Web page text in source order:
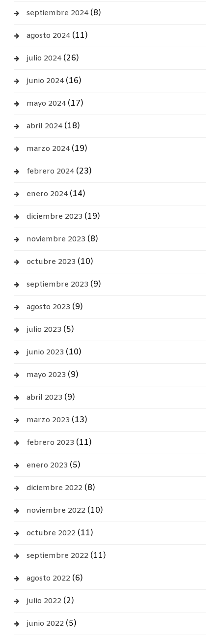
septiembre 2024(8)
agosto 2024(11)
julio 2024(26)
junio 2024(16)
mayo 2024(17)
abril 2024(18)
marzo 2024(19)
febrero 2024(23)
enero 2024(14)
diciembre 2023 (19)
noviembre 2023 (8)
octubre 2023 (10)
septiembre 2023 (9)
agosto 2023 (9)
julio 2023 (5)
junio 2023 (10)
mayo 2023 (9)
abril 2023 (9)
marzo 2023 (13)
febrero 2023 (11)
enero 2023 (5)
diciembre 2022 (8)
noviembre 2022 (10)
octubre 2022 (11)
septiembre 2022 (11)
agosto 2022 (6)
julio 2022 (2)
junio 2022 (5)